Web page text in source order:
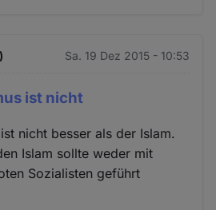
Sa. 19 Dez 2015 - 10:53
ist nicht
nicht besser als der Islam.
Islam sollte weder mit
Sozialisten geführt